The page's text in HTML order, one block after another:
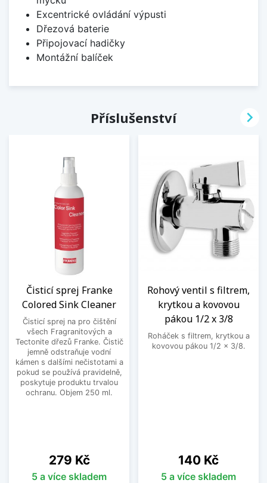
Excentrické ovládání výpusti
Dřezová baterie
Připojovací hadičky
Montážní balíček
Příslušenství
Čisticí sprej Franke
Colored Sink Cleaner
Čisticí sprej na pro čištění
všech Fragranitových a
Tectonite dřezů Franke. Čistič
jemně odstraňuje vodní
kámen s dalšími nečistotami a
pokud se používá pravidelně,
poskytuje produktu trvalou
ochranu. Objem 250 ml.
Cena
279 Kč
5 a více skladem
Rohový ventil s filtrem,
krytkou a kovovou
pákou 1/2 x 3/8
Roháček s filtrem, krytkou a
kovovou pákou 1/2 x 3/8.
Cena
140 Kč
5 a více skladem
